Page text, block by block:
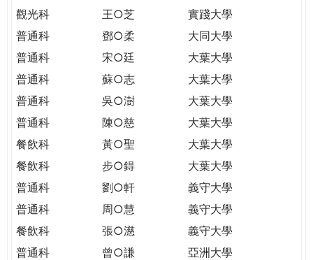
觀光科
王○芝
實踐大學
普通科
鄧○柔
大同大學
普通科
宋○廷
大葉大學
普通科
蘇○志
大葉大學
普通科
吳○澍
大葉大學
普通科
陳○慈
大葉大學
餐飲科
黃○聖
大葉大學
餐飲科
步○鍀
大葉大學
普通科
劉○軒
義守大學
普通科
周○慧
義守大學
餐飲科
張○濨
義守大學
普通科
曾○謙
亞洲大學